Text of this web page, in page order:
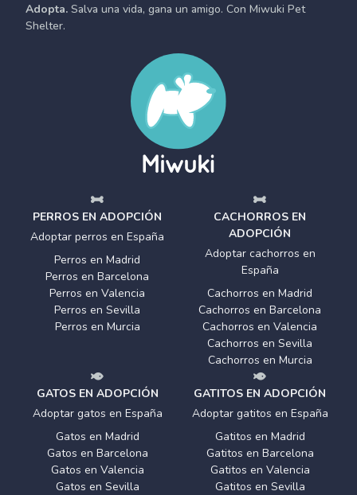
Adopta. Salva una vida, gana un amigo. Con Miwuki Pet
Shelter.
PERROS EN ADOPCIÓN
Adoptar perros en España
Perros en Madrid
Perros en Barcelona
Perros en Valencia
Perros en Sevilla
Perros en Murcia
CACHORROS EN
ADOPCIÓN
Adoptar cachorros en
España
Cachorros en Madrid
Cachorros en Barcelona
Cachorros en Valencia
Cachorros en Sevilla
Cachorros en Murcia
GATOS EN ADOPCIÓN
Adoptar gatos en España
Gatos en Madrid
Gatos en Barcelona
Gatos en Valencia
Gatos en Sevilla
GATITOS EN ADOPCIÓN
Adoptar gatitos en España
Gatitos en Madrid
Gatitos en Barcelona
Gatitos en Valencia
Gatitos en Sevilla